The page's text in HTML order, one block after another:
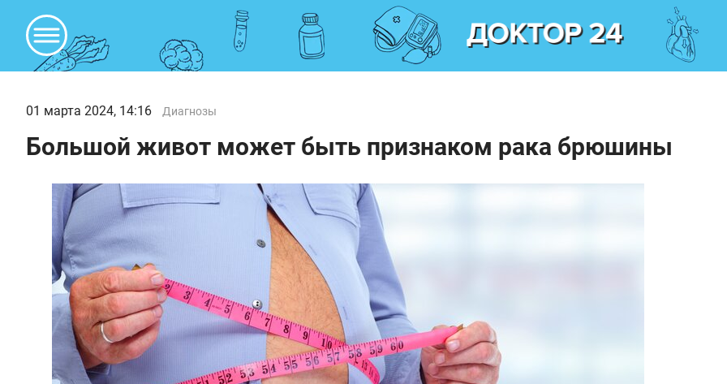
01 марта 2024, 14:16 Диагнозы
Большой живот может быть признаком рака брюшины